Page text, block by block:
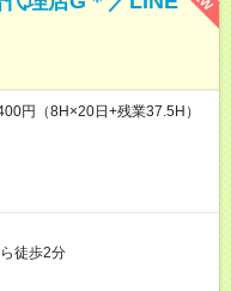
円（8H×20日+残業37.5H）
徒歩2分